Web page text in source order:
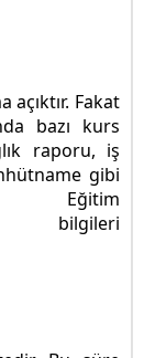
açıktır. Fakat
bazı kurs
raporu, iş
gibi
Eğitim
bilgileri